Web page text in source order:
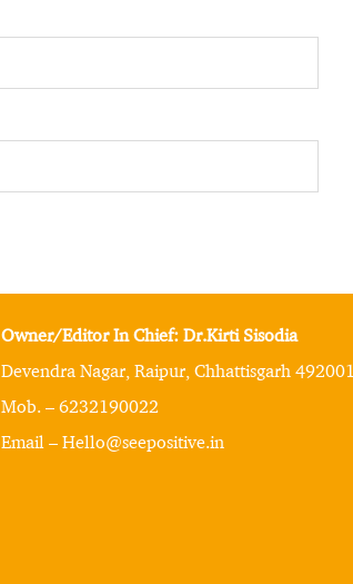
Owner/Editor In Chief: Dr.Kirti Sisodia
Devendra Nagar, Raipur, Chhattisgarh 492001
Mob. – 6232190022
Email – Hello@seepositive.in